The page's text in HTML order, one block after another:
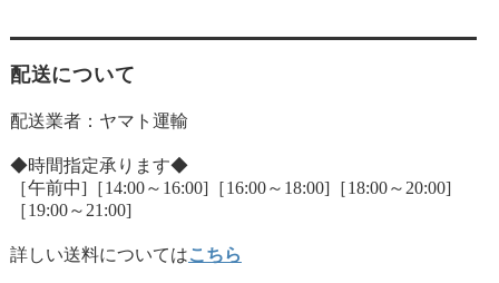
配送について
配送業者：ヤマト運輸
◆時間指定承ります◆
［午前中]［14:00～16:00]［16:00～18:00]［18:00～20:00]
［19:00～21:00]
詳しい送料についてはこちら